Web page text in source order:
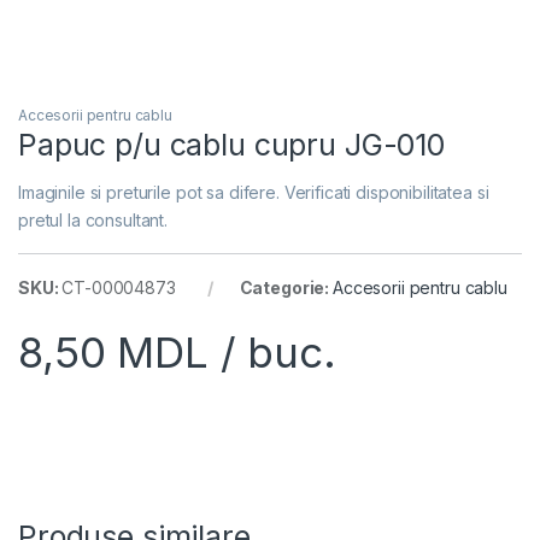
Accesorii pentru cablu
Papuc p/u cablu cupru JG-010
Imaginile si preturile pot sa difere. Verificati disponibilitatea si
pretul la consultant.
SKU:CT-00004873 Categorie: Accesorii pentru cablu
8,50 MDL / buc.